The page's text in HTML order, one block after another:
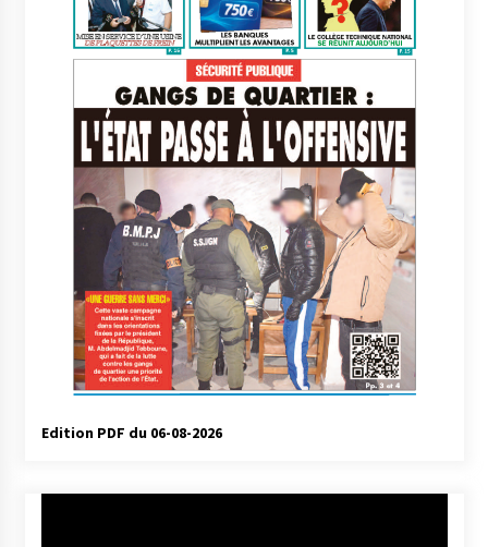
Edition PDF du 06-08-2026